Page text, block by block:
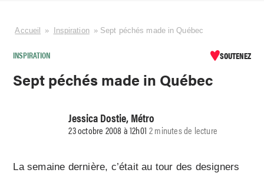
Accueil » Inspiration » Sept péchés made in Québec
INSPIRATION SOUTENEZ
Sept péchés made in Québec
Jessica Dostie, Métro
23 octobre 2008 à 12h01 2 minutes de lecture
La semaine dernière, c’était au tour des designers